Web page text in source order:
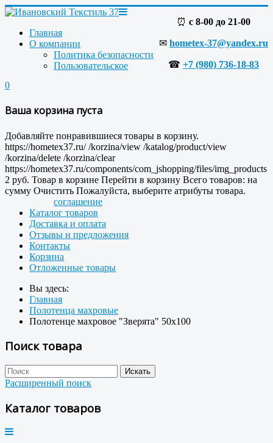
⏰ с 8-00 до 21-00
✉ hometex-37@yandex.ru
☎ +7 (980) 736-18-83
0
Ваша корзина пуста
Добавляйте понравившиеся товары в корзину.
https://hometex37.ru/ /korzina/view /katalog/product/view
/korzina/delete /korzina/clear
https://hometex37.ru/components/com_jshopping/files/img_products
2 руб. Товар в корзине Перейти в корзину Всего товаров: на
сумму Очистить Пожалуйста, выберите атрибуты товара.
Главная
О компании
Политика безопасности
Пользовательское
соглашение
Каталог товаров
Доставка и оплата
Отзывы и предложения
Контакты
Корзина
Отложенные товары
Вы здесь:
Главная
Полотенца махровые
Полотенце махровое "Зверята" 50x100
Поиск товара
Расширенный поиск
Каталог товаров